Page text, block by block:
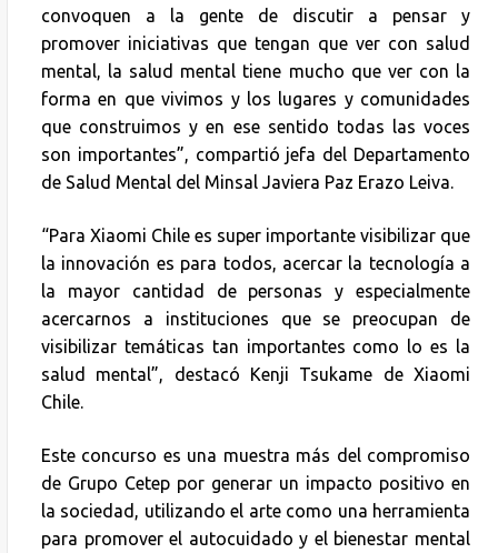
convoquen a la gente de discutir a pensar y
promover iniciativas que tengan que ver con salud
mental, la salud mental tiene mucho que ver con la
forma en que vivimos y los lugares y comunidades
que construimos y en ese sentido todas las voces
son importantes”, compartió jefa del Departamento
de Salud Mental del Minsal Javiera Paz Erazo Leiva.
“Para Xiaomi Chile es super importante visibilizar que
la innovación es para todos, acercar la tecnología a
la mayor cantidad de personas y especialmente
acercarnos a instituciones que se preocupan de
visibilizar temáticas tan importantes como lo es la
salud mental”, destacó Kenji Tsukame de Xiaomi
Chile.
Este concurso es una muestra más del compromiso
de Grupo Cetep por generar un impacto positivo en
la sociedad, utilizando el arte como una herramienta
para promover el autocuidado y el bienestar mental